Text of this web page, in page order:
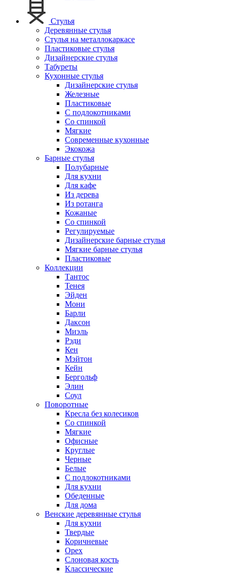
Стулья
Деревянные стулья
Стулья на металлокаркасе
Пластиковые стулья
Дизайнерские стулья
Табуреты
Кухонные стулья
Дизайнерские стулья
Железные
Пластиковые
С подлокотниками
Со спинкой
Мягкие
Современные кухонные
Экокожа
Барные стулья
Полубарные
Для кухни
Для кафе
Из дерева
Из ротанга
Кожаные
Со спинкой
Регулируемые
Дизайнерские барные стулья
Мягкие барные стулья
Пластиковые
Коллекции
Тантос
Тенея
Эйден
Мони
Барли
Даксон
Миэль
Рэди
Кен
Мэйтон
Кейн
Бергольф
Элин
Соул
Поворотные
Кресла без колесиков
Со спинкой
Мягкие
Офисные
Круглые
Черные
Белые
С подлокотниками
Для кухни
Обеденные
Для дома
Венские деревянные стулья
Для кухни
Твердые
Коричневые
Орех
Слоновая кость
Классические